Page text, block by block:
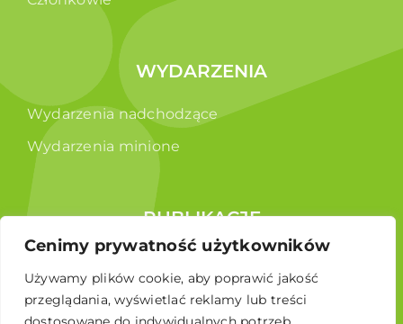
Cenimy prywatność użytkowników
Używamy plików cookie, aby poprawić jakość
przeglądania, wyświetlać reklamy lub treści
WYDARZENIA
Wydarzenia nadchodzące
Wydarzenia minione
PUBLIKACJE
Raporty
Broszura edukacyjna